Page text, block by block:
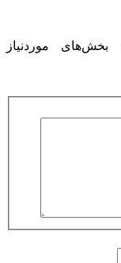
بخش‌های موردنیاز